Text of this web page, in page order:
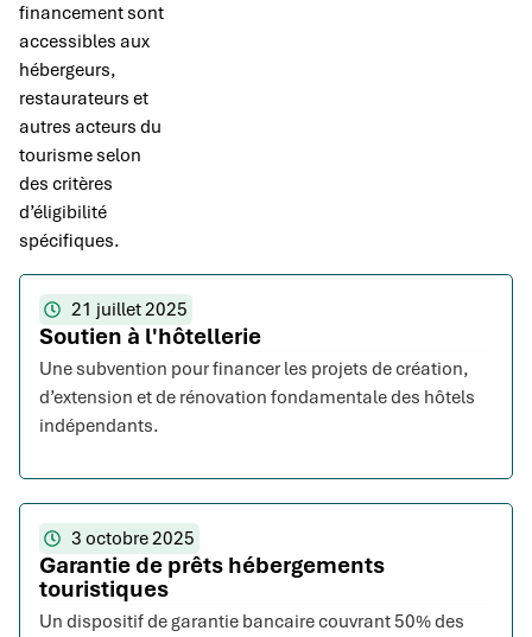
financement sont
accessibles aux
hébergeurs,
restaurateurs et
autres acteurs du
tourisme selon
des critères
d’éligibilité
spécifiques.
21 juillet 2025
Soutien à l'hôtellerie
Une subvention pour financer les projets de création,
d’extension et de rénovation fondamentale des hôtels
indépendants.
3 octobre 2025
Garantie de prêts hébergements
touristiques
Un dispositif de garantie bancaire couvrant 50% des